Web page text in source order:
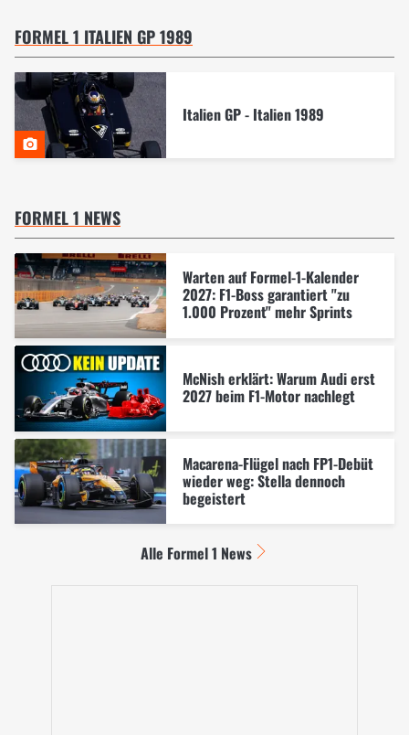
FORMEL 1 ITALIEN GP 1989
Italien GP - Italien 1989
FORMEL 1 NEWS
Warten auf Formel-1-Kalender
2027: F1-Boss garantiert "zu
1.000 Prozent" mehr Sprints
McNish erklärt: Warum Audi erst
2027 beim F1-Motor nachlegt
Macarena-Flügel nach FP1-Debüt
wieder weg: Stella dennoch
begeistert
Alle Formel 1 News